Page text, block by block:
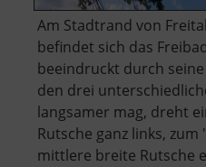
Am Stadtrand von
befindet sich das
beeindruckt durch
den drei
langsamer mag, dreht
Rutsche ganz links,
mittlere breite Rutsche